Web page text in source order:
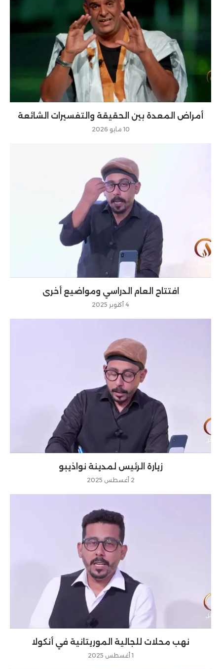
أمراض المعدة بين الحقيقة والتفسيرات الشائعة
10 مايو 2026
افتتاح العام الدراسي ومواضيع أخرى
4 أكتوبر 2025
زيارة الرئيس لمدينة نواذيبو
2 أغسطس 2025
نهب محلات للجالية الموريتانية في أنكولا
1 أغسطس 2025